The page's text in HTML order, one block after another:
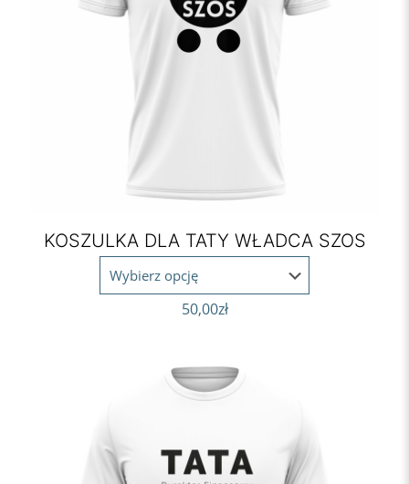
KOSZULKA DLA TATY WŁADCA SZOS
50,00zł